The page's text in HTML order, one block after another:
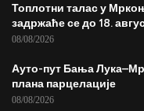
Топлотни талас у
задржаће се до 18.
08/08/2026
Ауто-пут Бања
плана парцелације
08/08/2026